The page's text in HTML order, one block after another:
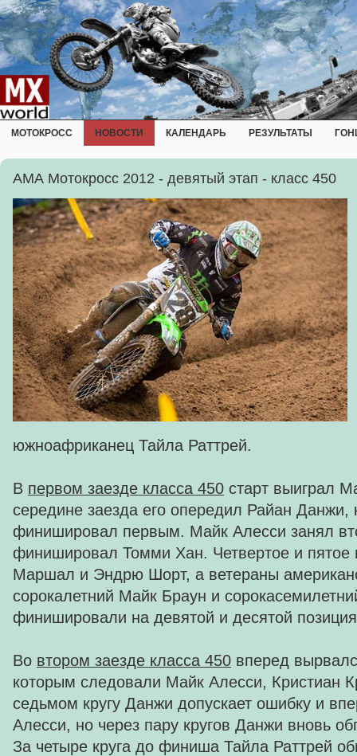
МОТОКРОСС НОВОСТИ КАЛЕНДАРЬ РЕЗУЛЬТАТЫ
АМА Мотокросс 2012 - девятый этап - класс 450
южноафриканец Тайла Раттрей.
В первом заезде класса 450 старт выиграл
середине заезда его опередил Райан Данжи,
финишировал первым. Майк Алесси занял
финишировал Томми Хан. Четвертое и пятое
Маршал и Эндрю Шорт, а ветераны
сорокалетний Майк Браун и
финишировали на девятой и десятой
Во втором заезде класса 450 вперед
которым следовали Майк Алесси, Кристиан
седьмом кругу Данжи допускает ошибку и
Алесси, но через пару кругов Данжи вновь
За четыре круга до финиша Тайла Раттрей